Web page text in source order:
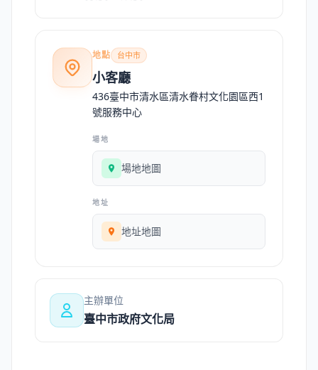
地點 台中市
小客廳
436臺中市清水區清水眷村文化園區西1
號服務中心
場地
場地地圖
地址
地址地圖
主辦單位
臺中市政府文化局